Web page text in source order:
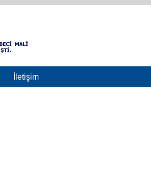
İletişim